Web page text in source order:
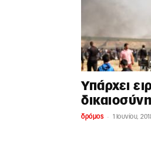
Υπάρχει
δρόμος - 1 Ιουνίου,